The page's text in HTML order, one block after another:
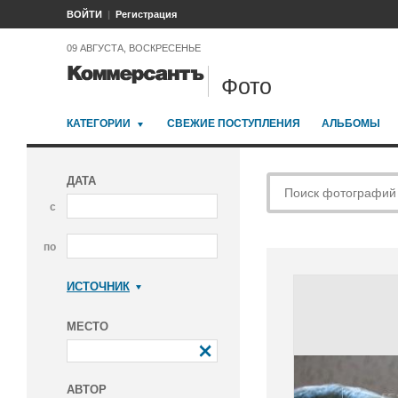
ВОЙТИ Регистрация
09 АВГУСТА, ВОСКРЕСЕНЬЕ
Фото
КАТЕГОРИИ СВЕЖИЕ ПОСТУПЛЕНИЯ АЛЬБОМЫ
ДАТА
с
по
ИСТОЧНИК
МЕСТО
АВТОР